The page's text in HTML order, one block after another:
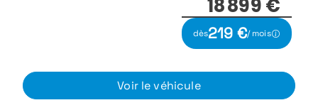
18 899 €
dès219 €/ mois
Voir le véhicule